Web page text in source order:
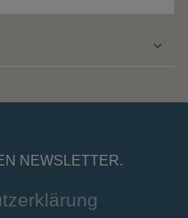
NEWSLETTER.